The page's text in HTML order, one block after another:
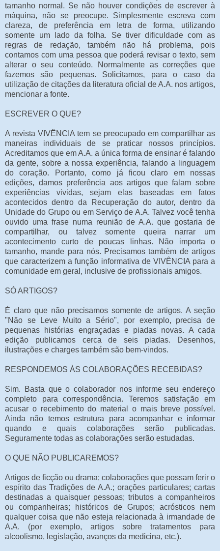
tamanho normal. Se não houver condições de escrever à
máquina, não se preocupe. Simplesmente escreva com
clareza, de preferência em letra de forma, utilizando
somente um lado da folha. Se tiver dificuldade com as
regras de redação, também não há problema, pois
contamos com uma pessoa que poderá revisar o texto, sem
alterar o seu conteúdo. Normalmente as correções que
fazemos são pequenas. Solicitamos, para o caso da
utilização de citações da literatura oficial de A.A. nos artigos,
mencionar a fonte.
ESCREVER O QUE?
A revista VIVÊNCIA tem se preocupado em compartilhar as
maneiras individuais de se praticar nossos princípios.
Acreditamos que em A.A. a única forma de ensinar é falando
da gente, sobre a nossa experiência, falando a linguagem
do coração. Portanto, como já ficou claro em nossas
edições, damos preferência aos artigos que falam sobre
experiências vividas, sejam elas baseadas em fatos
acontecidos dentro da Recuperação do autor, dentro da
Unidade do Grupo ou em Serviço de A.A. Talvez você tenha
ouvido uma frase numa reunião de A.A. que gostaria de
compartilhar, ou talvez somente queira narrar um
acontecimento curto de poucas linhas. Não importa o
tamanho, mande para nós. Precisamos também de artigos
que caracterizem a função informativa de VIVÊNCIA para a
comunidade em geral, inclusive de profissionais amigos.
SÓ ARTIGOS?
É claro que não precisamos somente de artigos. A seção
"Não se Leve Muito a Sério", por exemplo, precisa de
pequenas histórias engraçadas e piadas novas. A cada
edição publicamos cerca de seis piadas. Desenhos,
ilustrações e charges também são bem-vindos.
RESPONDEMOS ÀS COLABORAÇÕES RECEBIDAS?
Sim. Basta que o colaborador nos informe seu endereço
completo para correspondência. Teremos satisfação em
acusar o recebimento do material o mais breve possível.
Ainda não temos estrutura para acompanhar e informar
quando e quais colaborações serão publicadas.
Seguramente todas as colaborações serão estudadas.
O QUE NÃO PUBLICAREMOS?
Artigos de ficção ou drama; colaborações que possam ferir o
espírito das Tradições de A.A.; orações particulares; cartas
destinadas a quaisquer pessoas; tributos a companheiros
ou companheiras; históricos de Grupos; acrósticos nem
qualquer coisa que não esteja relacionada à irmandade de
A.A. (por exemplo, artigos sobre tratamentos para
alcoolismo, legislação, avanços da medicina, etc.).